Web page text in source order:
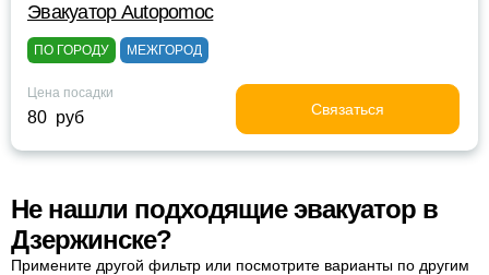
Эвакуатор Autopomoc
ПО ГОРОДУ МЕЖГОРОД
Цена посадки
80 руб Связаться
Не нашли подходящие эвакуатор в
Дзержинске?
Примените другой фильтр или посмотрите варианты по другим